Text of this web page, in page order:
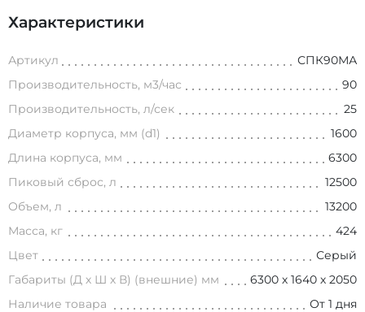
Характеристики
Артикул
СПК90МА
Производительность, м3/час
90
Производительность, л/сек
25
Диаметр корпуса, мм (d1)
1600
Длина корпуса, мм
6300
Пиковый сброс, л
12500
Объем, л
13200
Масса, кг
424
Цвет
Серый
Габариты (Д х Ш х В) (внешние) мм
6300 х 1640 х 2050
Наличие товара
От 1 дня